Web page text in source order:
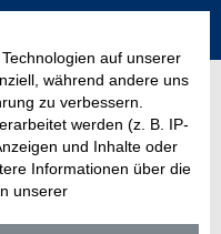
auf unserer
während andere uns
zu verbessern.
werden (z. B. IP-
und Inhalte oder
Informationen über die
unserer